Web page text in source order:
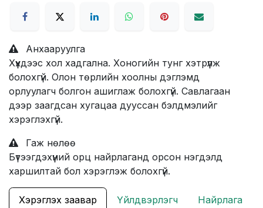
Анхааруулга
Хүүхдээс хол хадгална. Хоногийн тунг хэтрүүлж
болохгүй. Олон төрлийн хоолны дэглэмд
орлуулагч болгон ашиглаж болохгүй. Савлагаан
дээр заагдсан хугацаа дууссан бэлдмэлийг
хэрэглэхгүй.
Гаж нөлөө
Бүтээгдэхүүний орц найрлаганд орсон нэгдэлд
харшилтай бол хэрэглэж болохгүй.
Хэрэглэх заавар Үйлдвэрлэгч Найрлага